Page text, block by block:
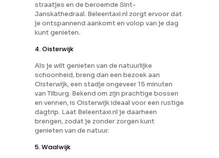
straatjes en de beroemde Sint-
Janskathedraal. Beleentaxi.nl zorgt ervoor dat
je ontspannend aankomt en volop van je dag
kunt genieten.
4. Oisterwijk
Als je wilt genieten van de natuurlijke
schoonheid, breng dan een bezoek aan
Oisterwijk, een stadje ongeveer 15 minuten
van Tilburg. Bekend om zijn prachtige bossen
en vennen, is Oisterwijk ideaal voor een rustige
dagtrip. Laat Beleentaxi.nl je daarheen
brengen, zodat je zonder zorgen kunt
genieten van de natuur.
5. Waalwijk